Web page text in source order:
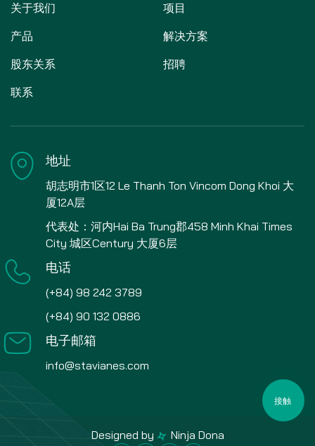
关于我们
项目
产品
解决方案
股东关系
招聘
联系
地址
胡志明市1区12 Le Thanh Ton Vincom Dong Khoi 大
厦12A层
代表处：河内Hai Ba Trung郡458 Minh Khai Times
City 城区Century 大厦6层
电话
(+84) 98 242 3789
(+84) 90 132 0886
电子邮箱
info@stavianes.com
接触
Designed by Ninja Dona